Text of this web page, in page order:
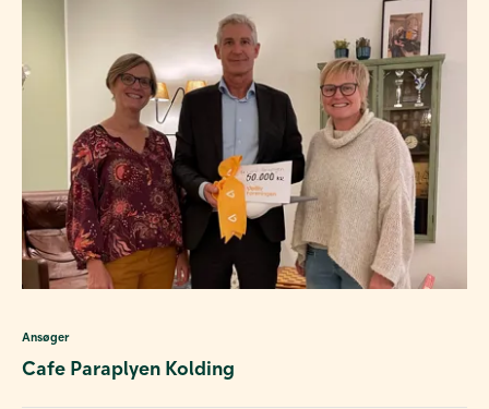
Ansøger
Cafe Paraplyen Kolding